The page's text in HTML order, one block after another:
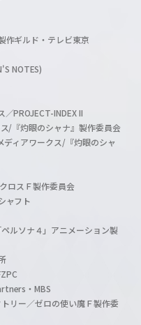
作ギルド・テレビ東京
NOTES)
PROJECT-INDEX II
/『灼眼のシャナ』製作委員会
ィアワークス/『灼眼のシャ
ロスＦ製作委員会
ャフト
ルソナ４」アニメーション製
・MBS
リー／ゼロの使い魔Ｆ製作委